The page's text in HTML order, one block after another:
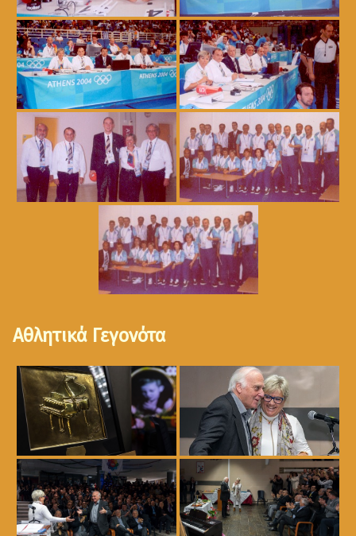
Αθλητικά Γεγονότα